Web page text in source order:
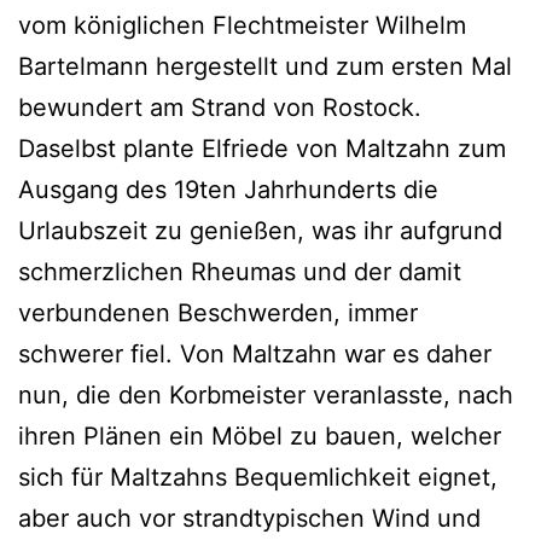
vom königlichen Flechtmeister Wilhelm
Bartelmann hergestellt und zum ersten Mal
bewundert am Strand von Rostock.
Daselbst plante Elfriede von Maltzahn zum
Ausgang des 19ten Jahrhunderts die
Urlaubszeit zu genießen, was ihr aufgrund
schmerzlichen Rheumas und der damit
verbundenen Beschwerden, immer
schwerer fiel. Von Maltzahn war es daher
nun, die den Korbmeister veranlasste, nach
ihren Plänen ein Möbel zu bauen, welcher
sich für Maltzahns Bequemlichkeit eignet,
aber auch vor strandtypischen Wind und